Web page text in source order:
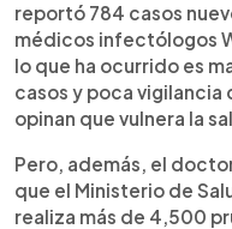
reportó 784 casos
médicos infectólogos
lo que ha ocurrido es
casos y poca vigilancia
opinan que vulnera la
Pero, además, el
que el Ministerio de
realiza más de 4,500